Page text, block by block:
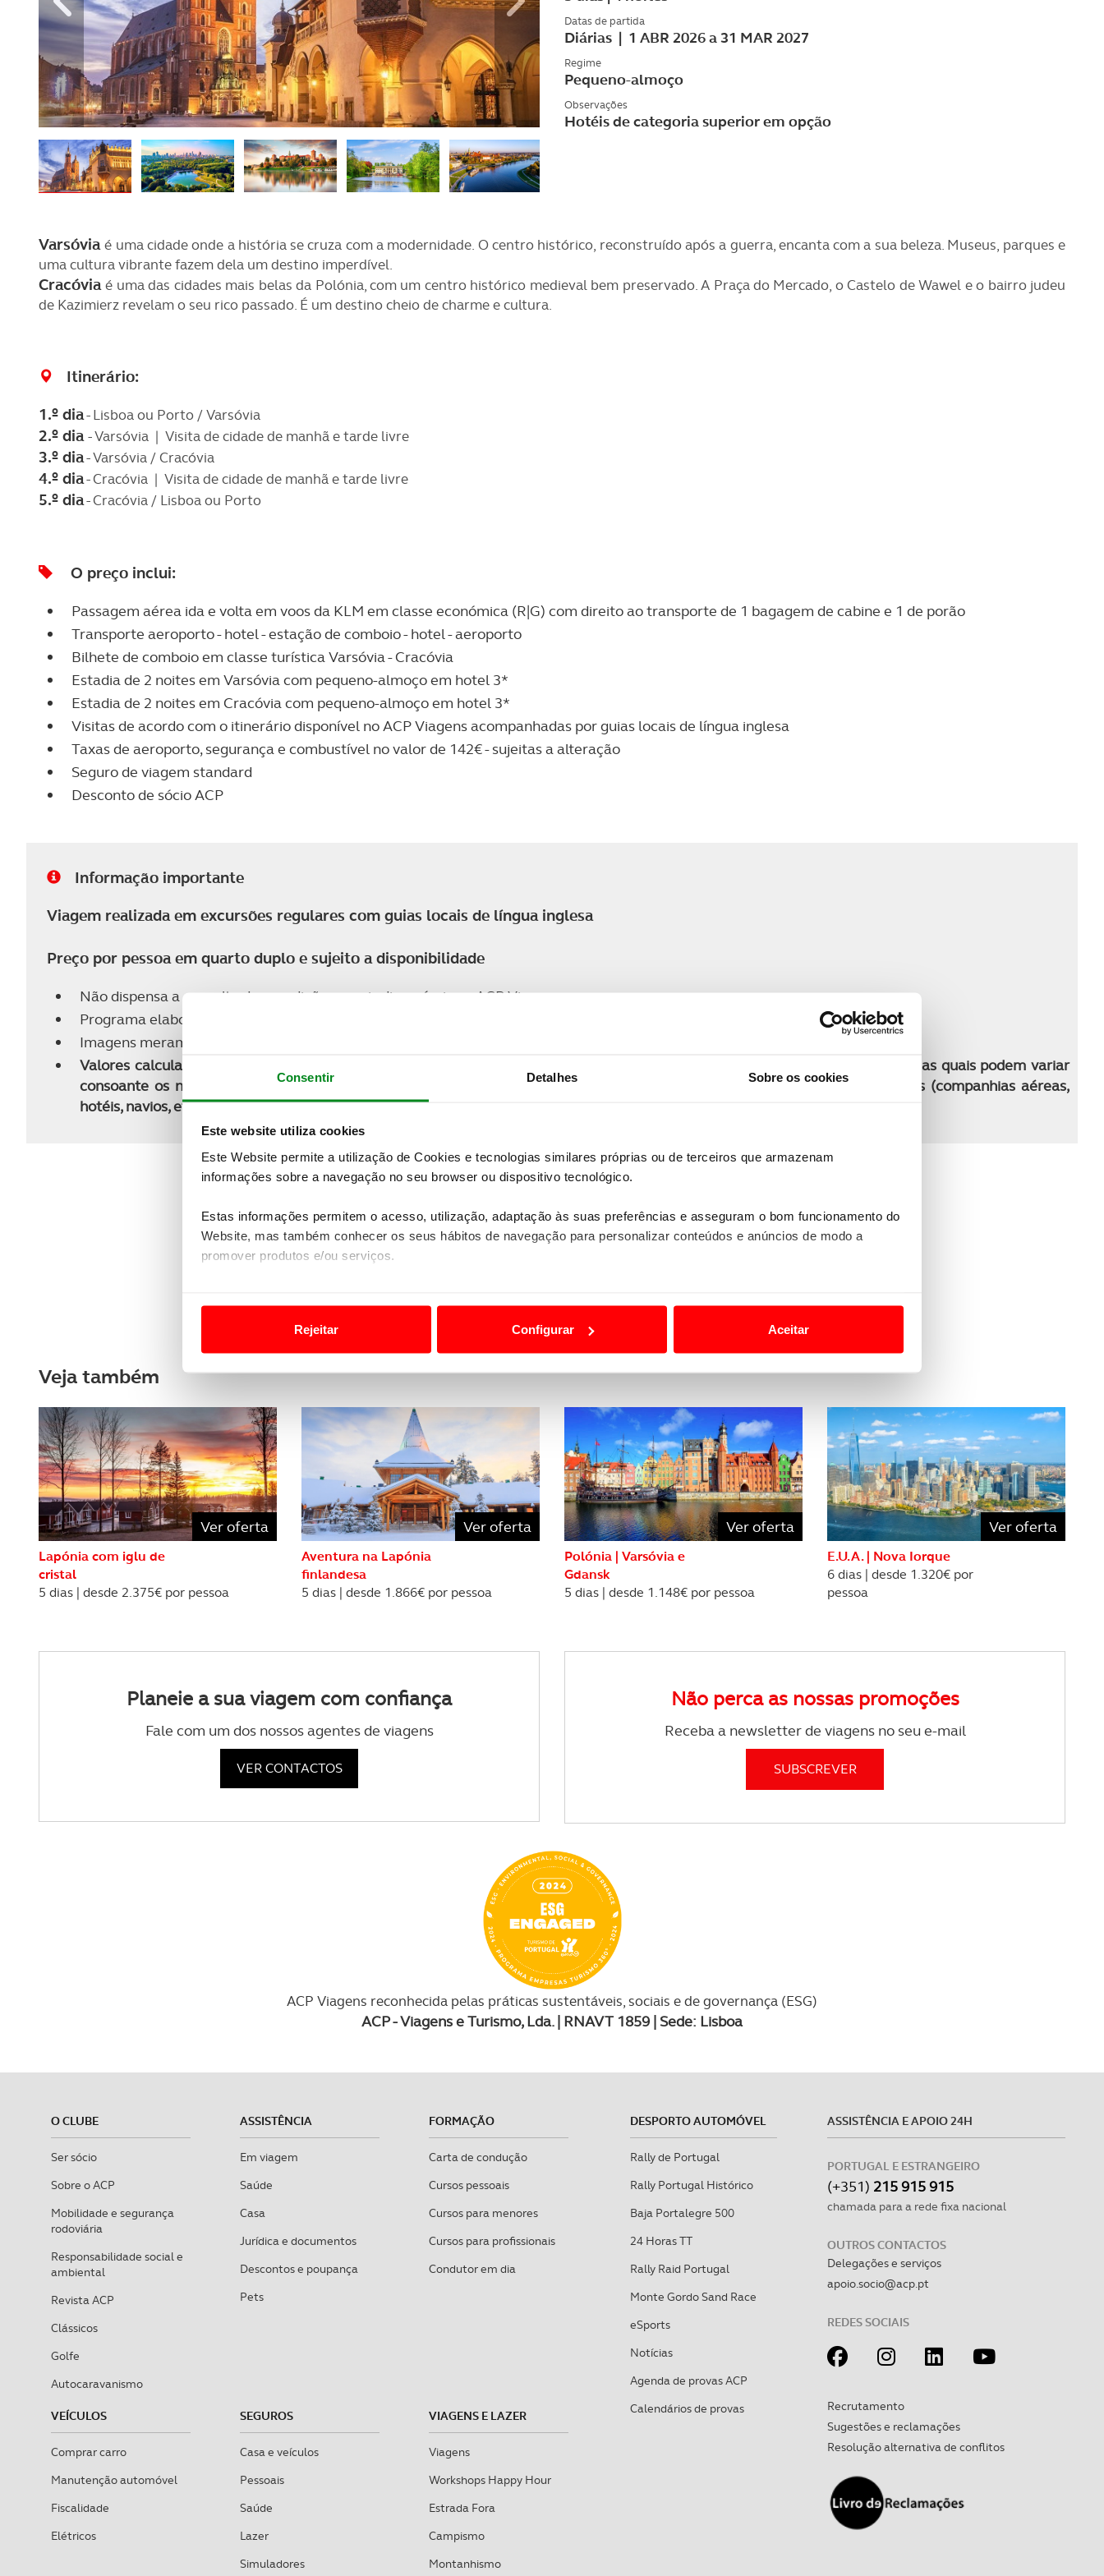
Consentir Detalhes Sobre os cookies
Este website utiliza cookies
Este Website permite a utilização de Cookies e tecnologias similares próprias ou de terceiros que armazenam
informações sobre a navegação no seu browser ou dispositivo tecnológico.
Estas informações permitem o acesso, utilização, adaptação às suas preferências e asseguram o bom funcionamento do
Website, mas também conhecer os seus hábitos de navegação para personalizar conteúdos e anúncios de modo a
promover produtos e/ou serviços.
Usamos cookies para melhorar a sua experiência digital, personalizar conteúdos e anúncios, para lhe proporcionar
funcionalidades de redes sociais, bem como para analisar dados de navegação no nosso website.
Adicionalmente partilhamos informação, relativa à sua utilização do nosso site de publicidade e de análise, com parceiros
e organizações na UE e em países terceiros.
O ACP garantirá que as transferências internacionais de dados pessoais serão realizadas apenas com o seu
consentimento e quando tal se afigure estritamente necessário no contexto dos serviços a prestar.
Realçamos que o bloqueio de certo tipo de Cookies e tecnologias similares pode ter impacto na sua experiência de
navegação no Website e nos serviços disponibilizados.
Consulte a política de cookies do site.
Rejeitar Configurar Aceitar
REVISTA ACP
CLÁSSICOS
GOLFE
AUTOCARAVANISMO
PETS
SOBRE O ACP SEGUROS Datas de partida
Diárias | 1 ABR 2026 a 31 MAR 2027
Regime
Pequeno-almoço
Observações
Hotéis de categoria superior em opção
Varsóviaé uma cidade onde a história se cruza com a modernidade. O centro histórico, reconstruído após a guerra, encanta com a sua beleza. Museus, parques e
uma cultura vibrante fazem dela um destino imperdível.
Cracóviaé uma das cidades mais belas da Polónia, com um centro histórico medieval bem preservado. A Praça do Mercado, o Castelo de Wawel e o bairro judeu
de Kazimierz revelam o seu rico passado. É um destino cheio de charme e cultura.
Itinerário:
1.º dia- Lisboa ou Porto / Varsóvia
2.º dia- Varsóvia | Visita de cidade de manhã e tarde livre
3.º dia- Varsóvia / Cracóvia
4.º dia- Cracóvia | Visita de cidade de manhã e tarde livre
5.º dia- Cracóvia / Lisboa ou Porto
O preço inclui:
Passagem aérea ida e volta em voos da KLM em classe económica (R|G) com direito ao transporte de 1 bagagem de cabine e 1 de porão
Transporte aeroporto - hotel - estação de comboio - hotel - aeroporto
Bilhete de comboio em classe turística Varsóvia - Cracóvia
Estadia de 2 noites em Varsóvia com pequeno-almoço em hotel 3*
Estadia de 2 noites em Cracóvia com pequeno-almoço em hotel 3*
Visitas de acordo com o itinerário disponível no ACP Viagens acompanhadas por guias locais de língua inglesa
Taxas de aeroporto, segurança e combustível no valor de 142€ - sujeitas a alteração
Seguro de viagem standard
Desconto de sócio ACP
Informação importante
Viagem realizada em excursões regulares com guias locais de língua inglesa
Preço por pessoa em quarto duplo e sujeito a disponibilidade
Não dispensa a consulta das condições gerais disponíveis no ACP Viagens
Programa elaborado em DEZ 25 com a organização do operador turístico com o RNAVT 6280
Imagens meramente ilustrativas dos países, hotéis, navios ou locais a visitar e não vinculativas ao programa de viagem
Valores calculados nas tarifas dinâmicas mais baixas, disponíveis à data da elaboração do programa para o período indicado, as quais podem variar
consoante os níveis de ocupação. Caso não exista disponibilidade nas tarifas inicialmente contratadas com os fornecedores (companhias aéreas,
hotéis, navios, etc.), será apresentado o melhor preço disponível no momento da consulta e/ou reserva
Quer saber mais detalhes sobre esta viagem?
PEDIDO DE INFORMAÇÕES
Não encontrou o seu destino nas nossas ofertas online?
Temos mais viagens e experiências à sua espera.
Veja também
Ver oferta
Lapónia com iglu de
cristal
5 dias | desde 2.375€ por pessoa
Ver oferta
Aventura na Lapónia
finlandesa
5 dias | desde 1.866€ por pessoa
Ver oferta
Polónia | Varsóvia e
Gdansk
5 dias | desde 1.148€ por pessoa
Ver oferta
E.U.A. | Nova Iorque
6 dias | desde 1.320€ por
pessoa
Planeie a sua viagem com confiança
Fale com um dos nossos agentes de viagens
VER CONTACTOS
Não perca as nossas promoções
Receba a newsletter de viagens no seu e-mail
ACP Viagens reconhecida pelas práticas sustentáveis, sociais e de governança (ESG)
ACP - Viagens e Turismo, Lda. | RNAVT 1859 | Sede: Lisboa
O CLUBE
Ser sócio
Sobre o ACP
Mobilidade e segurança
rodoviária
Responsabilidade social e
ambiental
Revista ACP
Clássicos
Golfe
Autocaravanismo
ASSISTÊNCIA
Em viagem
Saúde
Casa
Jurídica e documentos
Descontos e poupança
Pets
FORMAÇÃO
Carta de condução
Cursos pessoais
Cursos para menores
Cursos para profissionais
Condutor em dia
VEÍCULOS
Comprar carro
Manutenção automóvel
Fiscalidade
Elétricos
SEGUROS
Casa e veículos
Pessoais
Saúde
Lazer
Simuladores
VIAGENS E LAZER
Viagens
Workshops Happy Hour
Estrada Fora
Campismo
Montanhismo
DESPORTO AUTOMÓVEL
Rally de Portugal
Rally Portugal Histórico
Baja Portalegre 500
24 Horas TT
Rally Raid Portugal
Monte Gordo Sand Race
eSports
Notícias
Agenda de provas ACP
Calendários de provas
ASSISTÊNCIA E APOIO 24H
PORTUGAL E ESTRANGEIRO
(+351) 215 915 915
chamada para a rede fixa nacional
OUTROS CONTACTOS
Delegações e serviços
apoio.socio@acp.pt
REDES SOCIAIS
Recrutamento
Sugestões e reclamações
Resolução alternativa de conflitos